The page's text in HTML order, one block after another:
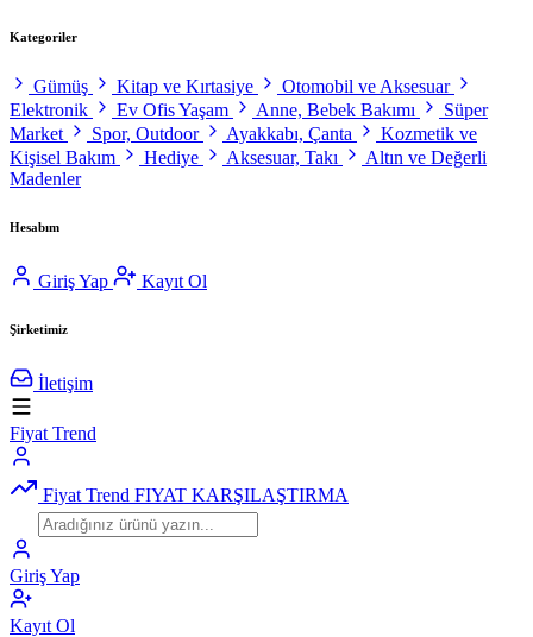
Kategoriler
Gümüş Kitap ve Kırtasiye
Otomobil ve Aksesuar
Elektronik
Ev Ofis Yaşam Anne, Bebek Bakımı
Süper
Market
Spor, Outdoor Ayakkabı, Çanta
Kozmetik ve
Kişisel Bakım
Hediye Aksesuar, Takı
Altın ve Değerli
Madenler
Hesabım
Giriş Yap Kayıt Ol
Şirketimiz
İletişim
Fiyat Trend
Fiyat Trend FIYAT KARŞILAŞTIRMA
Giriş Yap
Kayıt Ol